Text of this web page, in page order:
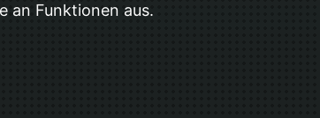
an Funktionen aus.